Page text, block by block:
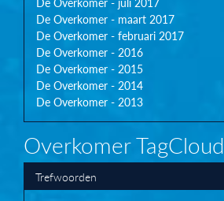
De Overkomer - maart 2017
De Overkomer - februari 2017
De Overkomer - 2016
De Overkomer - 2015
De Overkomer - 2014
De Overkomer - 2013
Overkomer TagCloud
Trefwoorden